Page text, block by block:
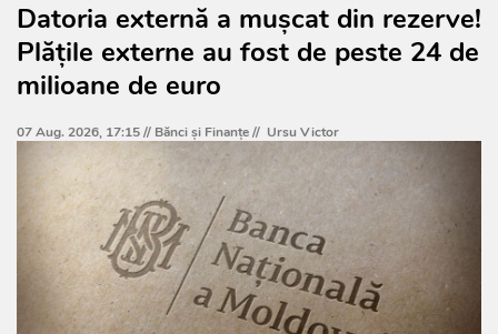
Datoria externă a mușcat din rezerve!
Plățile externe au fost de peste 24 de
milioane de euro
07 Aug. 2026, 17:15 // Bănci şi Finanţe// Ursu Victor